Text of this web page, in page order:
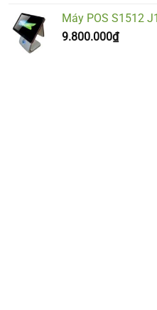
Máy POS S1512
9.800.000₫